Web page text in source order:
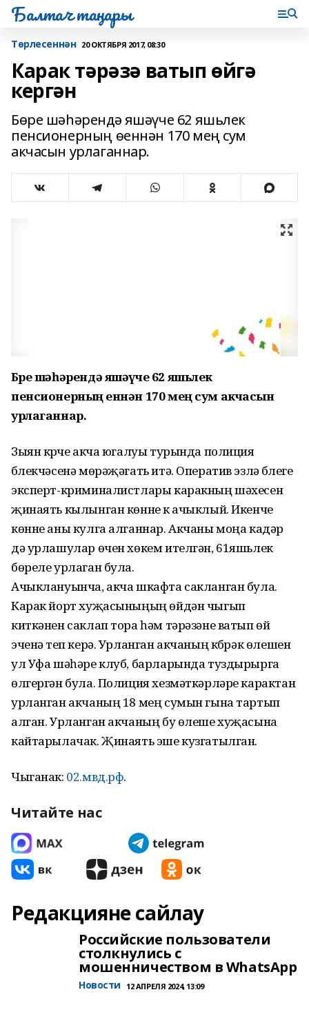
Балтач таңнары
Tөрлесеннән 20 ОКТЯБРЯ 2017, 08:30
Карак тәрәзә ватып өйгә
кергән
Бөре шәһәрендә яшәүче 62 яшьлек
пенсионерның өеннән 170 мең сум
акчасын урлаганнар.
Бөре шәһәрендә яшәүче 62 яшьлек
пенсионерның өеннән 170 мең сум акчасын
урлаганнар.
Зыян күрүче акча югалуы турында полиция
бүлекчәсенә мөрәҗәгать итә. Оператив эзләү бүлеге
эксперт-криминалистлары каракның шәхесен
җинаять кылынган көнне үк ачыклый. Икенче
көнне аны кулга алганнар. Акчаны моңа кадәр
дә урлашулар өчен хөкем ителгән, 61яшьлек
бөреле урлаган була.
Ачыклануынча, акча шкафта сакланган була.
Карак йорт хуҗасыныңың өйдән чыгып
киткәнен саклап тора һәм тәрәзәне ватып өй
эченә үтеп керә. Урланган акчаның күбрәк өлешен
ул Уфа шәһәре клуб, барларында туздырырга
өлгергән була. Полиция хезмәткәрләре карактан
урланган акчаның 18 мең сумын гына тартып
алган. Урланган акчаның бу өлеше хуҗасына
кайтарылачак. Җинаять эше кузгатылган.
Чыганак: 02.мвд.рф.
Читайте нас
Редакцияне сайлау
Российские пользователи
столкнулись с
мошенничеством в WhatsApp
Новости 12 АПРЕЛЯ 2024, 13:09